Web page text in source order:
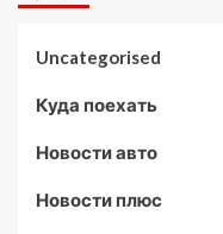
Uncategorised
Куда поехать
Новости авто
Новости плюс